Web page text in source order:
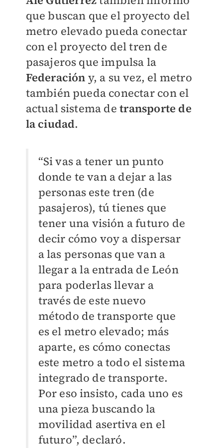
que buscan que el proyecto del
metro elevado pueda conectar
con el proyecto del tren de
pasajeros que impulsa la
Federación y, a su vez, el metro
también pueda conectar con el
actual sistema detransporte de
la ciudad.
“Si vas a tener un punto
donde te van a dejar a las
personas este tren (de
pasajeros), tú tienes que
tener una visión a futuro de
decir cómo voy a dispersar
a las personas que van a
llegar a la entrada de León
para poderlas llevar a
través de este nuevo
método de transporte que
es el metro elevado; más
aparte, es cómo conectas
este metro a todo el sistema
integrado de transporte.
Por eso insisto, cada uno es
una pieza buscando la
movilidad asertiva en el
futuro”, declaró.